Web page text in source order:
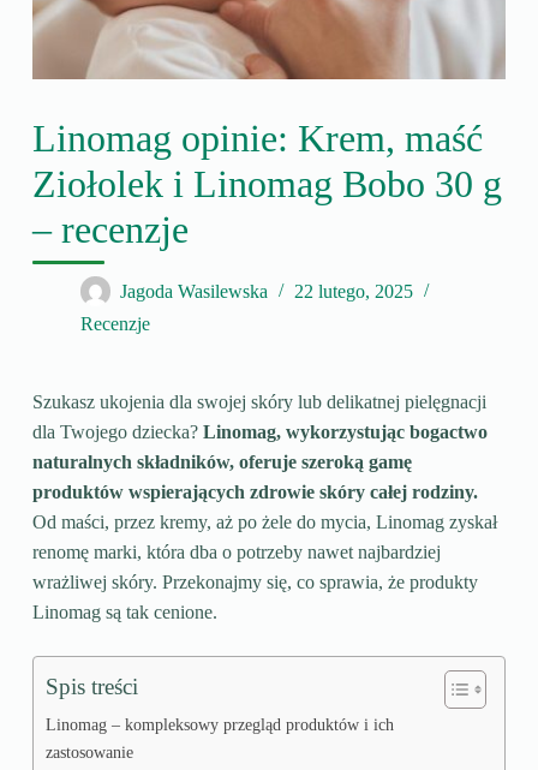
Linomag opinie: Krem, maść
Ziołolek i Linomag Bobo 30 g
– recenzje
Jagoda Wasilewska
22 lutego, 2025
Recenzje
Szukasz ukojenia dla swojej skóry lub delikatnej pielęgnacji
dla Twojego dziecka? Linomag, wykorzystując bogactwo
naturalnych składników, oferuje szeroką gamę
produktów wspierających zdrowie skóry całej rodziny.
Od maści, przez kremy, aż po żele do mycia, Linomag zyskał
renomę marki, która dba o potrzeby nawet najbardziej
wrażliwej skóry. Przekonajmy się, co sprawia, że produkty
Linomag są tak cenione.
Spis treści
Linomag – kompleksowy przegląd produktów i ich
zastosowanie